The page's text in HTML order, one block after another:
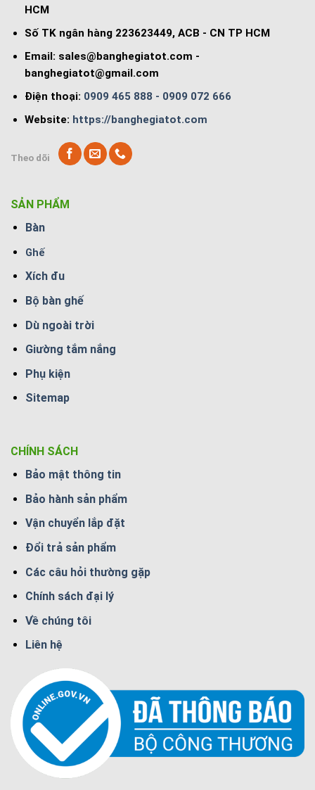
HCM
Số TK ngân hàng 223623449, ACB - CN TP HCM
Email: sales@banghegiatot.com -
banghegiatot@gmail.com
Điện thoại: 0909 465 888 - 0909 072 666
Website: https://banghegiatot.com
Theo dõi
SẢN PHẨM
Bàn
Ghế
Xích đu
Bộ bàn ghế
Dù ngoài trời
Giường tắm nắng
Phụ kiện
Sitemap
CHÍNH SÁCH
Bảo mật thông tin
Bảo hành sản phẩm
Vận chuyển lắp đặt
Đổi trả sản phẩm
Các câu hỏi thường gặp
Chính sách đại lý
Về chúng tôi
Liên hệ